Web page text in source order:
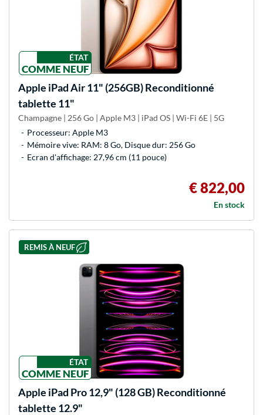
ÉTAT
COMME NEUF
Apple iPad Air 11" (256GB) Reconditionné
tablette 11"
Champagne | 256 Go | Apple M3 | iPad OS | Wi-Fi 6E | 5G
Processeur: Apple M3
Mémoire vive: RAM: 8 Go, Disque dur: 256 Go
Ecran d'affichage: 27,96 cm (11 pouce)
€ 822,00
En stock
REMIS À NEUF
ÉTAT
COMME NEUF
Apple iPad Pro 12,9" (128 GB) Reconditionné
tablette 12.9"